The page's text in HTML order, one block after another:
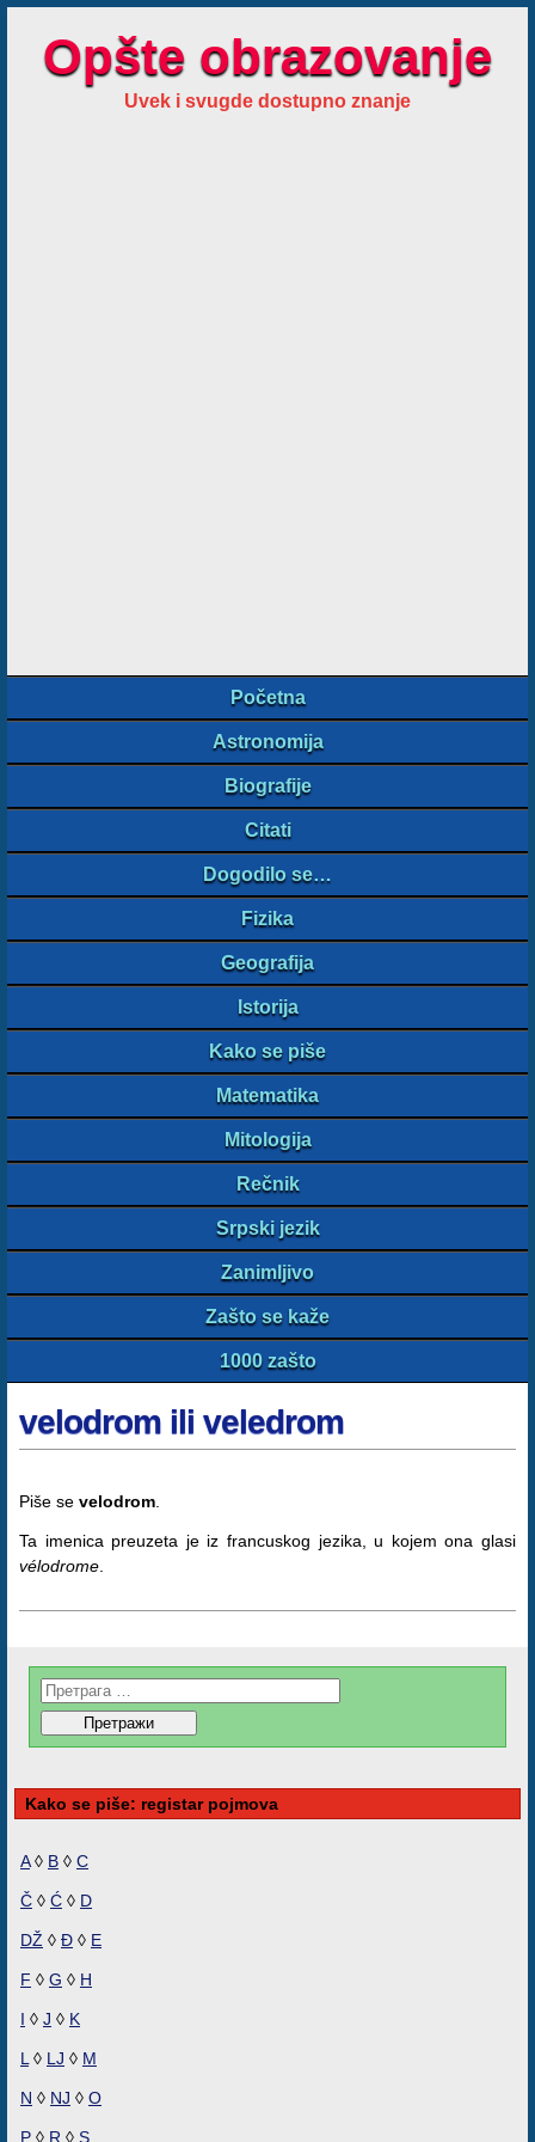
Opšte obrazovanje
Uvek i svugde dostupno znanje
Početna
Astronomija
Biografije
Citati
Dogodilo se…
Fizika
Geografija
Istorija
Kako se piše
Matematika
Mitologija
Rečnik
Srpski jezik
Zanimljivo
Zašto se kaže
1000 zašto
velodrom ili veledrom
Piše se velodrom
Ta imenica preuzeta je iz francuskog jezika, u kojem ona glasi
vélodrome
Kako se piše: registar pojmova
A◊ B ◊ C
Č ◊ Ć ◊ D
DŽ ◊ Đ ◊ E
F ◊ G ◊ H
I ◊ J ◊ K
L ◊ LJ ◊ M
N ◊ NJ ◊ O
P ◊ R ◊ S